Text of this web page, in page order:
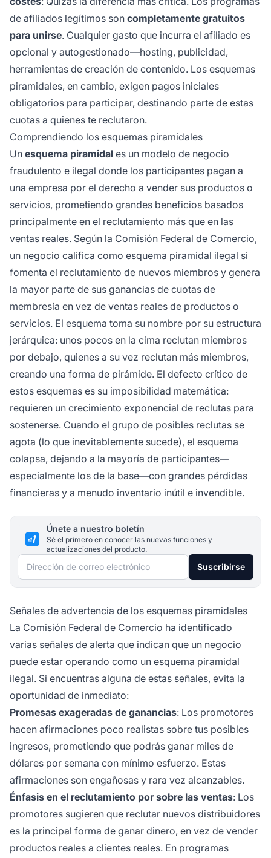
de afiliados legítimos son completamente gratuitos
para unirse. Cualquier gasto que incurra el afiliado es
opcional y autogestionado—hosting, publicidad,
herramientas de creación de contenido. Los esquemas
piramidales, en cambio, exigen pagos iniciales
obligatorios para participar, destinando parte de estas
cuotas a quienes te reclutaron.
Comprendiendo los esquemas piramidales
Un esquema piramidal es un modelo de negocio
fraudulento e ilegal donde los participantes pagan a
una empresa por el derecho a vender sus productos o
servicios, prometiendo grandes beneficios basados
principalmente en el reclutamiento más que en las
ventas reales. Según la Comisión Federal de Comercio,
un negocio califica como esquema piramidal ilegal si
fomenta el reclutamiento de nuevos miembros y genera
la mayor parte de sus ganancias de cuotas de
membresía en vez de ventas reales de productos o
servicios. El esquema toma su nombre por su estructura
jerárquica: unos pocos en la cima reclutan miembros
por debajo, quienes a su vez reclutan más miembros,
creando una forma de pirámide. El defecto crítico de
estos esquemas es su imposibilidad matemática:
requieren un crecimiento exponencial de reclutas para
sostenerse. Cuando el grupo de posibles reclutas se
agota (lo que inevitablemente sucede), el esquema
colapsa, dejando a la mayoría de participantes—
especialmente los de la base—con grandes pérdidas
financieras y a menudo inventario inútil e invendible.
Únete a nuestro boletín
Sé el primero en conocer las nuevas funciones y
actualizaciones del producto.
Dirección de correo electrónico Suscribirse
Señales de advertencia de los esquemas piramidales
La Comisión Federal de Comercio ha identificado
varias señales de alerta que indican que un negocio
puede estar operando como un esquema piramidal
ilegal. Si encuentras alguna de estas señales, evita la
oportunidad de inmediato:
Promesas exageradas de ganancias: Los promotores
hacen afirmaciones poco realistas sobre tus posibles
ingresos, prometiendo que podrás ganar miles de
dólares por semana con mínimo esfuerzo. Estas
afirmaciones son engañosas y rara vez alcanzables.
Énfasis en el reclutamiento por sobre las ventas: Los
promotores sugieren que reclutar nuevos distribuidores
es la principal forma de ganar dinero, en vez de vender
productos reales a clientes reales. En programas